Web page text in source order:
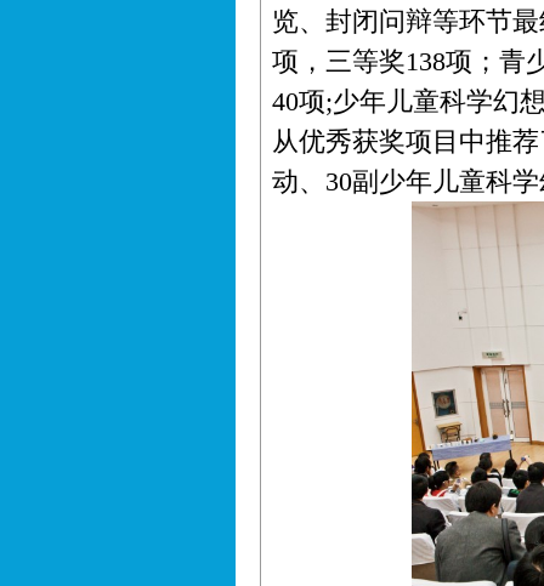
览、封闭问辩等环节
项，三等奖138项；青
40项;少年儿童科学幻
从优秀获奖项目中推
动、30副少年儿童科